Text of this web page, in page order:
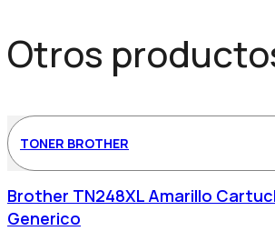
Otros
TONER BROTHER
Brother TN248XL Amarillo
Generico